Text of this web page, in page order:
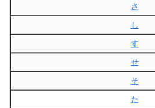
さ
し
す
せ
そ
た